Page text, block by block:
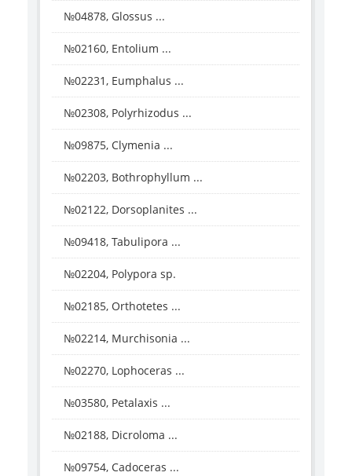
№04878, Glossus ...
№02160, Entolium ...
№02231, Eumphalus ...
№02308, Polyrhizodus ...
№09875, Clymenia ...
№02203, Bothrophyllum ...
№02122, Dorsoplanites ...
№09418, Tabulipora ...
№02204, Polypora sp.
№02185, Orthotetes ...
№02214, Murchisonia ...
№02270, Lophoceras ...
№03580, Petalaxis ...
№02188, Dicroloma ...
№09754, Cadoceras ...